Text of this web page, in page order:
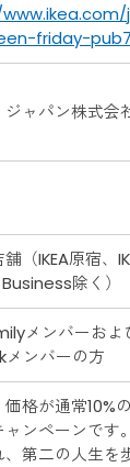
friday-
ジャパン株式会
（IKEA原宿、
除く）
メンバーおよ
ンバーの方
価格が通常10%
ャンペーンです
第二の人生を